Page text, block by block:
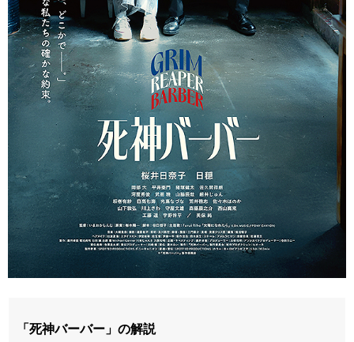
「死神バーバー」の解説